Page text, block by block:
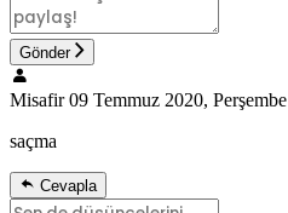
Gönder
Misafir 09 Temmuz 2020, Perşembe
saçma
Cevapla